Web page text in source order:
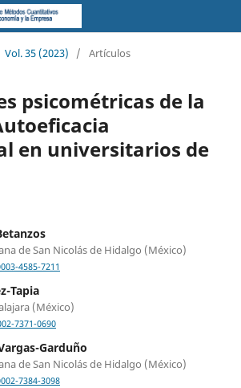
Vol. 35 (2023) / Artículos
psicométricas de la
en universitarios de
de San Nicolás de Hidalgo (México)
4585-7211
Tapia
(México)
7371-0690
Garduño
de San Nicolás de Hidalgo (México)
7384-3098